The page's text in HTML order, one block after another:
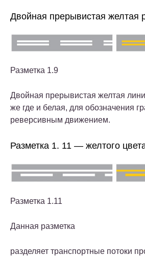
Двойная прерывистая желтая
Разметка 1.9
Двойная прерывистая желтая
же где и белая, для обозначения
реверсивным движением.
Разметка 1. 11 — желтого
Разметка 1.11
Данная разметка
разделяет транспортные потоки